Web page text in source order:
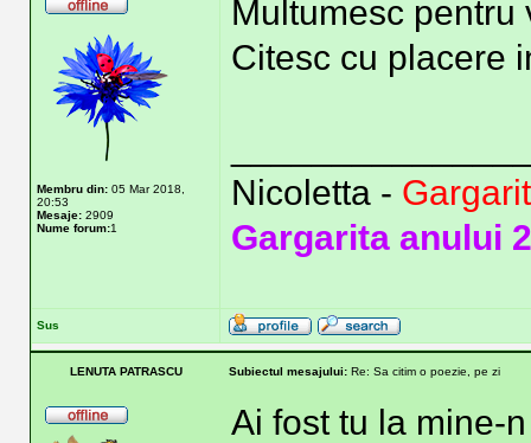
Membru din: 05 Mar 2018,
20:53
Mesaje: 2909
Nume forum:1
Multumesc
Citesc cu placere
Nicoletta -
Gargarita anului
Sus
LENUTA PATRASCU Subiectul mesajului: Re: Sa citim o poezie, pe zi
Ai fost tu la mine-